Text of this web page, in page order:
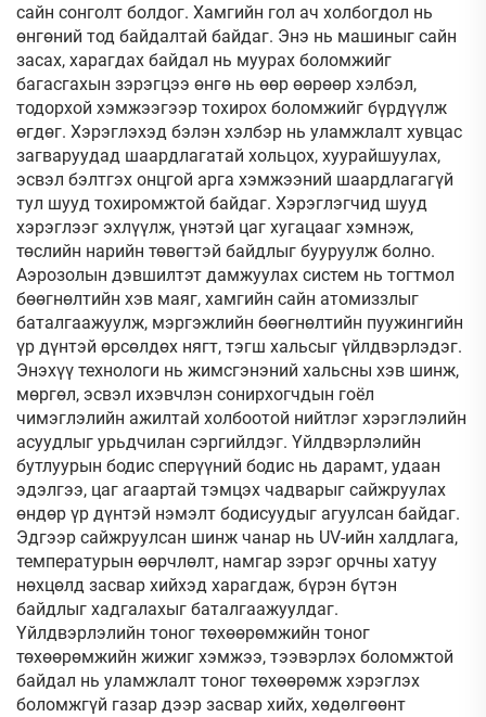
сайн сонголт болдог. Хамгийн гол ач холбогдол нь
өнгөний тод байдалтай байдаг. Энэ нь машиныг сайн
засах, харагдах байдал нь муурах боломжийг
багасгахын зэрэгцээ өнгө нь өөр өөрөөр хэлбэл,
тодорхой хэмжээгээр тохирох боломжийг бүрдүүлж
өгдөг. Хэрэглэхэд бэлэн хэлбэр нь уламжлалт хувцас
загваруудад шаардлагатай хольцох, хуурайшуулах,
эсвэл бэлтгэх онцгой арга хэмжээний шаардлагагүй
тул шууд тохиромжтой байдаг. Хэрэглэгчид шууд
хэрэглээг эхлүүлж, үнэтэй цаг хугацааг хэмнэж,
төслийн нарийн төвөгтэй байдлыг бууруулж болно.
Аэрозолын дэвшилтэт дамжуулах систем нь тогтмол
бөөгнөлтийн хэв маяг, хамгийн сайн атомиззлыг
баталгаажуулж, мэргэжлийн бөөгнөлтийн пуужингийн
үр дүнтэй өрсөлдөх нягт, тэгш хальсыг үйлдвэрлэдэг.
Энэхүү технологи нь жимсгэнэний хальсны хэв шинж,
мөргөл, эсвэл ихэвчлэн сонирхогчдын гоёл
чимэглэлийн ажилтай холбоотой нийтлэг хэрэглэлийн
асуудлыг урьдчилан сэргийлдэг. Үйлдвэрлэлийн
бутлуурын бодис сперүүний бодис нь дарамт, удаан
эдэлгээ, цаг агаартай тэмцэх чадварыг сайжруулах
өндөр үр дүнтэй нэмэлт бодисуудыг агуулсан байдаг.
Эдгээр сайжруулсан шинж чанар нь UV-ийн халдлага,
температурын өөрчлөлт, намгар зэрэг орчны хатуу
нөхцөлд засвар хийхэд харагдаж, бүрэн бүтэн
байдлыг хадгалахыг баталгаажуулдаг.
Үйлдвэрлэлийн тоног төхөөрөмжийн тоног
төхөөрөмжийн жижиг хэмжээ, тээвэрлэх боломжтой
байдал нь уламжлалт тоног төхөөрөмж хэрэглэх
боломжгүй газар дээр засвар хийх, хөдөлгөөнт